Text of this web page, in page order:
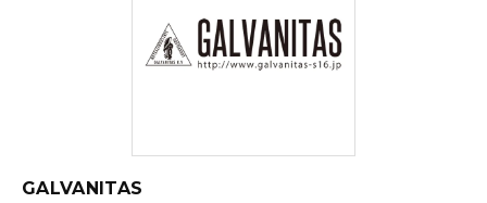
GALVANITAS